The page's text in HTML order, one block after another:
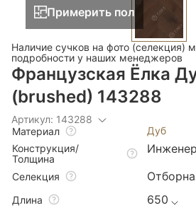
Примерить пол
Наличие сучков на фото (селекция)
подробности у наших менеджеров
Французская Ёлка
(brushed) 143288
Артикул: 143288
Материал
Дуб
Конструкция/
Толщина
Селекция
Длина 650